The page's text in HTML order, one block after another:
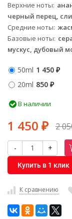
Верхние ноты
черный перец,
Средние ноты
Базовые ноты
мускус, дубовый
50ml 1 450 ₽
20ml 850 ₽
В наличии
1 450 ₽ 2
- +
Купить в 1 клик
К сравнению